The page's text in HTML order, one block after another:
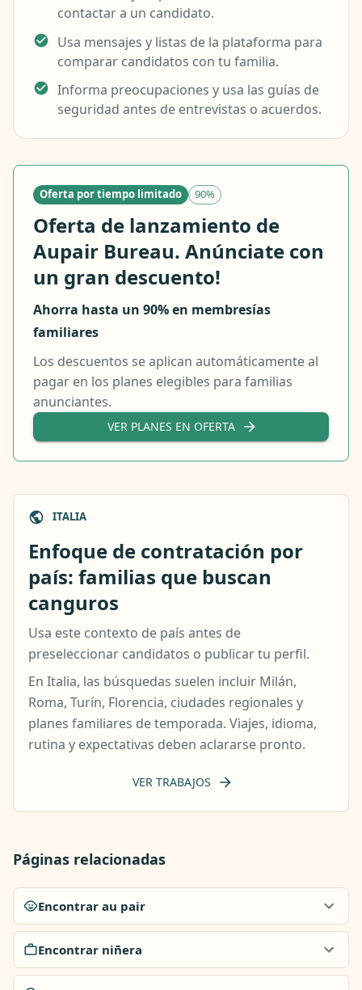
contactar a un candidato.
Usa mensajes y listas de la plataforma para
comparar candidatos con tu familia.
Informa preocupaciones y usa las guías de
seguridad antes de entrevistas o acuerdos.
Oferta por tiempo limitado 90%
Oferta de lanzamiento de
Aupair Bureau. Anúnciate con
un gran descuento!
Ahorra hasta un 90% en membresías
familiares
Los descuentos se aplican automáticamente al
pagar en los planes elegibles para familias
anunciantes.
VER PLANES EN OFERTA
ITALIA
Enfoque de contratación por
país: familias que buscan
canguros
Usa este contexto de país antes de
preseleccionar candidatos o publicar tu perfil.
En Italia, las búsquedas suelen incluir Milán,
Roma, Turín, Florencia, ciudades regionales y
planes familiares de temporada. Viajes, idioma,
rutina y expectativas deben aclararse pronto.
VER TRABAJOS
Páginas relacionadas
Encontrar au pair
Encontrar niñera